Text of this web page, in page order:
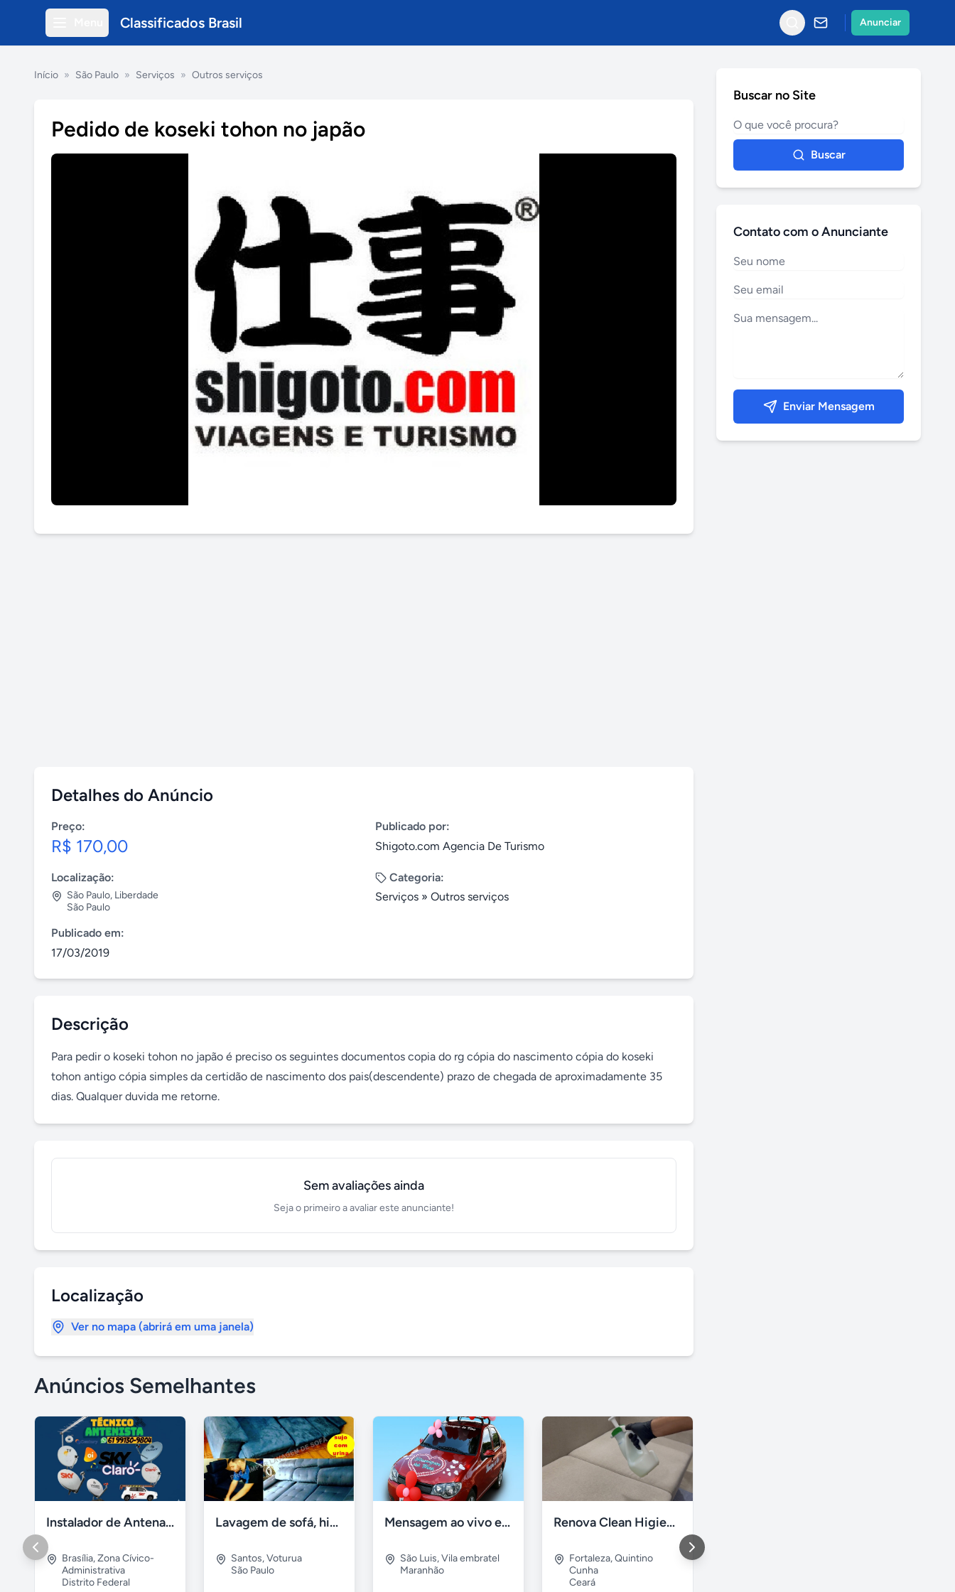
Classificados Brasil Anunciar
Início » São Paulo » Serviços » Outros serviços
Pedido de koseki tohon no japão
Detalhes do Anúncio
Preço:
R$ 170,00
Publicado por:
Shigoto.com Agencia De Turismo
Localização:
São Paulo, Liberdade
São Paulo
Categoria:
Serviços » Outros serviços
Publicado em:
17/03/2019
Descrição
Para pedir o koseki tohon no japão é preciso os seguintes documentos copia do rg cópia do nascimento cópia do koseki
tohon antigo cópia simples da certidão de nascimento dos pais(descendente) prazo de chegada de aproximadamente 35
dias. Qualquer duvida me retorne.
Sem avaliações ainda
Seja o primeiro a avaliar este anunciante!
Localização
Ver no mapa (abrirá em uma janela)
Anúncios Semelhantes
Instalador de Antena Digital em Brasília
Brasília,Zona Cívico-
Administrativa
Distrito Federal
Lavagem de sofá, higienização sofá, Impermeabilização
Santos,Voturua
São Paulo
Mensagem ao vivo em carro de som
São Luis,Vila embratel
Maranhão
Renova Clean Higienização Premium de Estofados
Fortaleza,Quintino
Cunha
Ceará
Buscar no Site
Buscar
Contato com o Anunciante
Enviar Mensagem